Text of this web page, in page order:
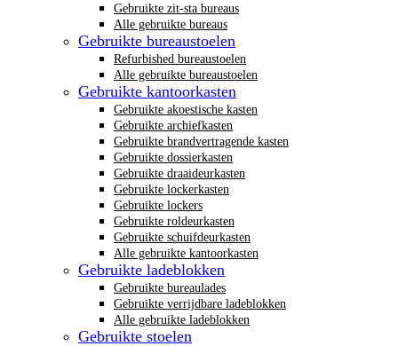
Gebruikte zit-sta bureaus
Alle gebruikte bureaus
Gebruikte bureaustoelen
Refurbished bureaustoelen
Alle gebruikte bureaustoelen
Gebruikte kantoorkasten
Gebruikte akoestische kasten
Gebruikte archiefkasten
Gebruikte brandvertragende kasten
Gebruikte dossierkasten
Gebruikte draaideurkasten
Gebruikte lockerkasten
Gebruikte lockers
Gebruikte roldeurkasten
Gebruikte schuifdeurkasten
Alle gebruikte kantoorkasten
Gebruikte ladeblokken
Gebruikte bureaulades
Gebruikte verrijdbare ladeblokken
Alle gebruikte ladeblokken
Gebruikte stoelen